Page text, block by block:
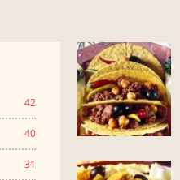
42
40
31